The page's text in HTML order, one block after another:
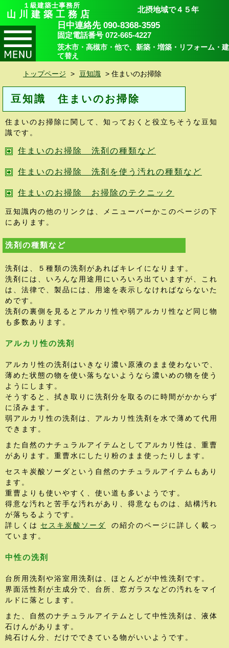
茨木市・高槻市・他で、新築・増築・リフォーム・建
て替え
北摂地域で４５年
山川建築工務店
１級建築士事務所
固定電話番号 072-665-4227
日中連絡先 090-8368-3595
トップページ > 豆知識 > 住まいのお掃除
豆知識 住まいのお掃除
住まいのお掃除に関して、知っておくと役立ちそうな豆知
識です。
住まいのお掃除 洗剤の種類など
住まいのお掃除 洗剤を使う汚れの種類など
住まいのお掃除 お掃除のテクニック
豆知識内の他のリンクは、メニューバーかこのページの下
にあります。
洗剤の種類など
洗剤は、５種類の洗剤があればキレイになります。
洗剤には、いろんな用途用にいろいろ出ていますが、これ
は、法律で、製品には、用途を表示しなければならないた
めです。
洗剤の裏側を見るとアルカリ性や弱アルカリ性など同じ物
も多数あります。
アルカリ性の洗剤
アルカリ性の洗剤はいきなり濃い原液のまま使わないで、
薄めた状態の物を使い落ちないようなら濃いめの物を使う
ようにします。
そうすると、拭き取りに洗剤分を取るのに時間がかからず
に済みます。
弱アルカリ性の洗剤は、アルカリ性洗剤を水で薄めて代用
できます。
また自然のナチュラルアイテムとしてアルカリ性は、重曹
があります。重曹水にしたり粉のまま使ったりします。
セスキ炭酸ソーダという自然のナチュラルアイテムもあり
ます。
重曹よりも使いやすく、使い道も多いようです。
得意な汚れと苦手な汚れがあり、得意なものは、結構汚れ
が落ちるようです。
詳しくは セスキ炭酸ソーダ
の紹介のページに詳しく載っ
ています。
中性の洗剤
台所用洗剤や浴室用洗剤は、ほとんどが中性洗剤です。
界面活性剤が主成分で、台所、窓ガラスなどの汚れをマイ
ルドに落とします。
また、自然のナチュラルアイテムとして中性洗剤は、液体
石けんがあります。
純石けん分、だけでできている物がいいようです。